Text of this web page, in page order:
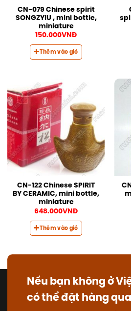
CN-079 Chinese spirit
SONGZYIU , mini bottle,
miniature
150.000VNĐ
Thêm vào giỏ
CN-122 Chinese SPIRIT
BY CERAMIC, mini bottle,
miniature
648.000VNĐ
Thêm vào giỏ
Nếu bạn không ở
có thể đặt hàng